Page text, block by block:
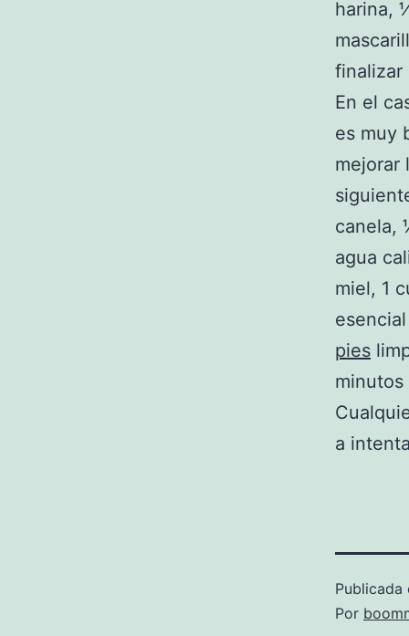
harina,
finalizar
En el
es muy
mejorar
canela,
agua
miel, 1
pies
minutos
a
Por